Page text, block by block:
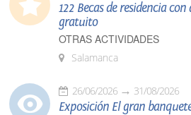
122 Becas de residencia
gratuito
OTRAS ACTIVIDADES
Salamanca
26/06/2026 31/08/2026
Exposición El gran